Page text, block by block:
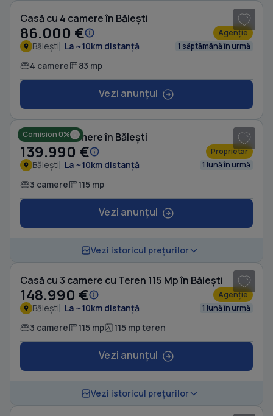
Casă cu 4 camere în Bălești
86.000 € Agenție
Bălești La ~10km distanță 1 săptămână în urmă
4 camere 83 mp
Vezi anunțul
Comision 0%
Casă cu 3 camere în Bălești
139.990 € Proprietar
Bălești La ~10km distanță 1 lună în urmă
3 camere 115 mp
Vezi anunțul
Vezi istoricul prețurilor
Casă cu 3 camere cu Teren 115 Mp în Bălești
148.990 € Agenție
Bălești La ~10km distanță 1 lună în urmă
3 camere 115 mp 115 mp teren
Vezi anunțul
Vezi istoricul prețurilor